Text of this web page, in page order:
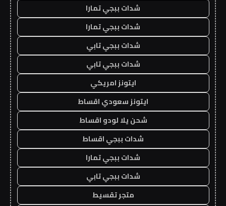
شدات ببجي تمارا
شدات ببجي تمارا
شدات ببجي تابي
شدات ببجي تابي
ايتونز امريكي
ايتونز سعودي اقساط
شحن يلا لودو اقساط
شدات ببجي اقساط
شدات ببجي تمارا
شدات ببجي تابي
متجر تقسيط